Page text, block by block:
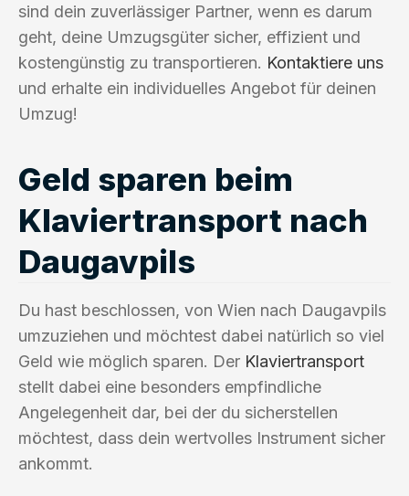
sind dein zuverlässiger Partner, wenn es darum
geht, deine Umzugsgüter sicher, effizient und
kostengünstig zu transportieren. Kontaktiere uns
und erhalte ein individuelles Angebot für deinen
Umzug!
Geld sparen beim
Klaviertransport nach
Daugavpils
Du hast beschlossen, von Wien nach Daugavpils
umzuziehen und möchtest dabei natürlich so viel
Geld wie möglich sparen. Der Klaviertransport
stellt dabei eine besonders empfindliche
Angelegenheit dar, bei der du sicherstellen
möchtest, dass dein wertvolles Instrument sicher
ankommt.